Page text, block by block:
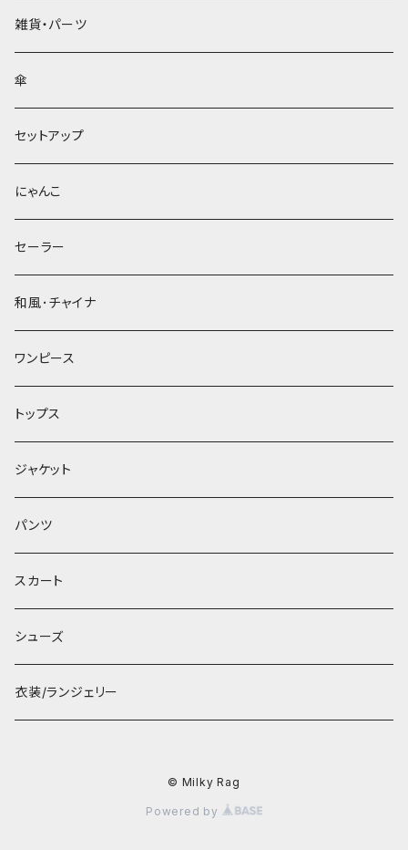
雑貨・パーツ
傘
セットアップ
にゃんこ
セーラー
和風･チャイナ
ワンピース
トップス
ジャケット
パンツ
スカート
シューズ
衣装/ランジェリー
© Milky Rag
Powered by